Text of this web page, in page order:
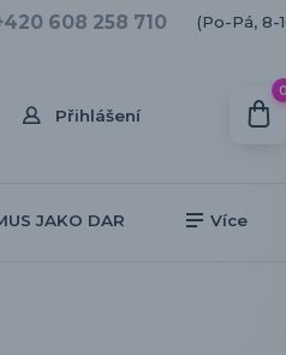
Přihlášení
608 258 710 (Po-Pá, 8-
0
JAKO DAR Více